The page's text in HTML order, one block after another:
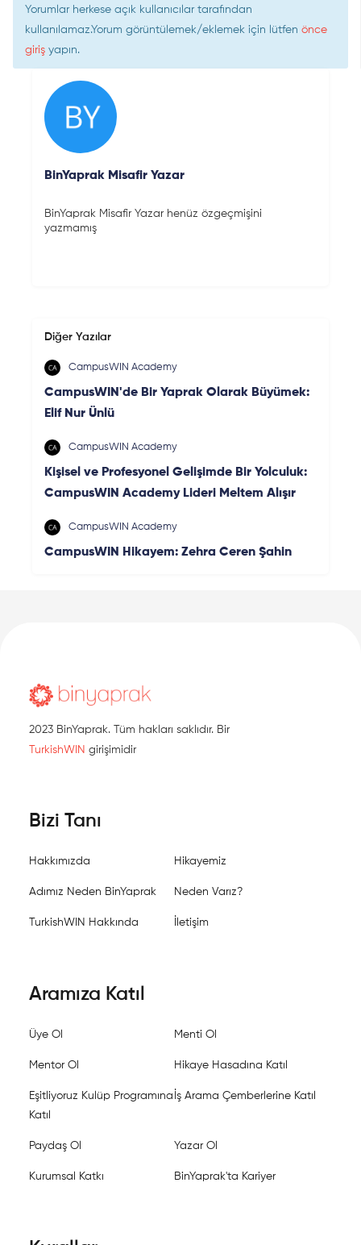
Yorumlar herkese açık kullanıcılar tarafından
kullanılamaz.Yorum görüntülemek/eklemek için lütfen önce
giriş yapın.
BinYaprak Misafir Yazar
BinYaprak Misafir Yazar henüz özgeçmişini
yazmamış
Diğer Yazılar
CampusWIN Academy
CampusWIN'de Bir Yaprak Olarak Büyümek:
Elif Nur Ünlü
CampusWIN Academy
Kişisel ve Profesyonel Gelişimde Bir Yolculuk:
CampusWIN Academy Lideri Meltem Alışır
CampusWIN Academy
CampusWIN Hikayem: Zehra Ceren Şahin
2023 BinYaprak. Tüm hakları saklıdır. Bir
TurkishWIN girişimidir
Bizi Tanı
Hakkımızda Hikayemiz
Adımız Neden BinYaprak Neden Varız?
TurkishWIN Hakkında İletişim
Aramıza Katıl
Üye Ol Menti Ol
Mentor Ol Hikaye Hasadına Katıl
Eşitliyoruz Kulüp Programına
Katıl
İş Arama Çemberlerine Katıl
Paydaş Ol Yazar Ol
Kurumsal Katkı BinYaprak'ta Kariyer